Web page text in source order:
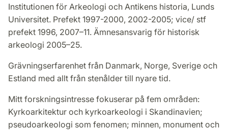
Institutionen för Arkeologi och Antikens historia, Lunds
Universitet. Prefekt 1997-2000, 2002-2005; vice/ stf
prefekt 1996, 2007–11. Ämnesansvarig för historisk
arkeologi 2005–25.
Grävningserfarenhet från Danmark, Norge, Sverige och
Estland med allt från stenålder till nyare tid.
Mitt forskningsintresse fokuserar på fem områden:
Kyrkoarkitektur och kyrkoarkeologi i Skandinavien;
pseudoarkeologi som fenomen; minnen, monument och